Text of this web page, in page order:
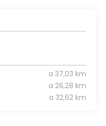
a 37,03 km
a 26,28 km
a 32,62 km